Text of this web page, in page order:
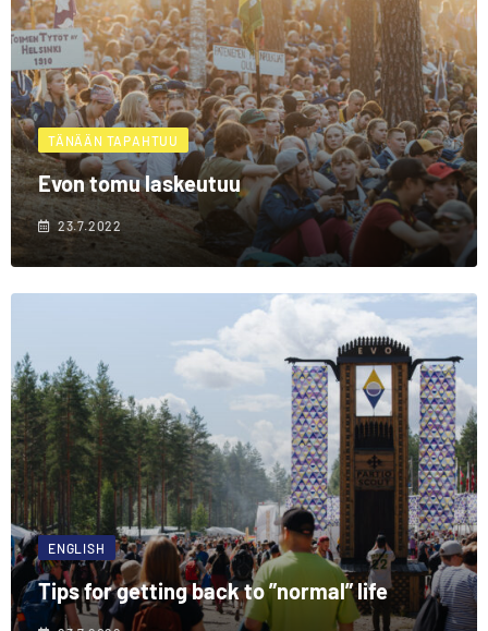
TÄNÄÄN TAPAHTUU
Evon tomu laskeutuu
23.7.2022
ENGLISH
Tips for getting back to ”normal” life